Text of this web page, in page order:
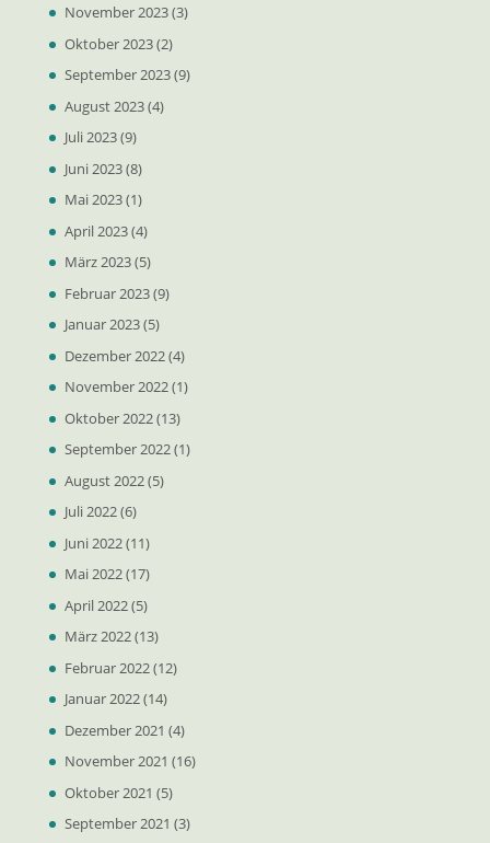
November 2023(3)
Oktober 2023(2)
September 2023(9)
August 2023(4)
Juli 2023(9)
Juni 2023(8)
Mai 2023(1)
April 2023(4)
März 2023(5)
Februar 2023(9)
Januar 2023(5)
Dezember 2022(4)
November 2022(1)
Oktober 2022(13)
September 2022(1)
August 2022(5)
Juli 2022(6)
Juni 2022(11)
Mai 2022(17)
April 2022(5)
März 2022(13)
Februar 2022(12)
Januar 2022(14)
Dezember 2021 (4)
November 2021 (16)
Oktober 2021 (5)
September 2021 (3)